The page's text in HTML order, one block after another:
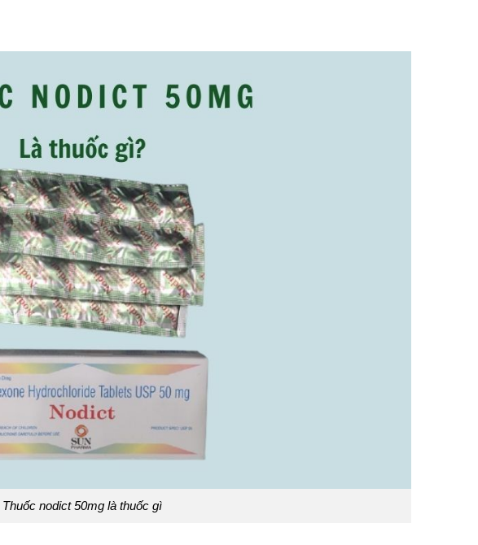
Thuốc nodict 50mg là thuốc gì